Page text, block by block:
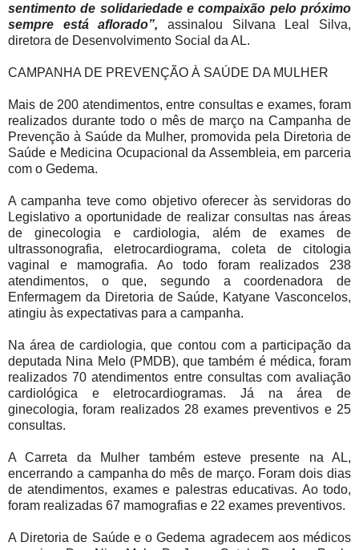
sentimento de solidariedade e compaixão pelo próximo
sempre está aflorado”, assinalou Silvana Leal Silva,
diretora de Desenvolvimento Social da AL.
CAMPANHA DE PREVENÇÃO À SAÚDE DA MULHER
Mais de 200 atendimentos, entre consultas e exames, foram
realizados durante todo o mês de março na Campanha de
Prevenção à Saúde da Mulher, promovida pela Diretoria de
Saúde e Medicina Ocupacional da Assembleia, em parceria
com o Gedema.
A campanha teve como objetivo oferecer às servidoras do
Legislativo a oportunidade de realizar consultas nas áreas
de ginecologia e cardiologia, além de exames de
ultrassonografia, eletrocardiograma, coleta de citologia
vaginal e mamografia. Ao todo foram realizados 238
atendimentos, o que, segundo a coordenadora de
Enfermagem da Diretoria de Saúde, Katyane Vasconcelos,
atingiu às expectativas para a campanha.
Na área de cardiologia, que contou com a participação da
deputada Nina Melo (PMDB), que também é médica, foram
realizados 70 atendimentos entre consultas com avaliação
cardiológica e eletrocardiogramas. Já na área de
ginecologia, foram realizados 28 exames preventivos e 25
consultas.
A Carreta da Mulher também esteve presente na AL,
encerrando a campanha do mês de março. Foram dois dias
de atendimentos, exames e palestras educativas. Ao todo,
foram realizadas 67 mamografias e 22 exames preventivos.
A Diretoria de Saúde e o Gedema agradecem aos médicos